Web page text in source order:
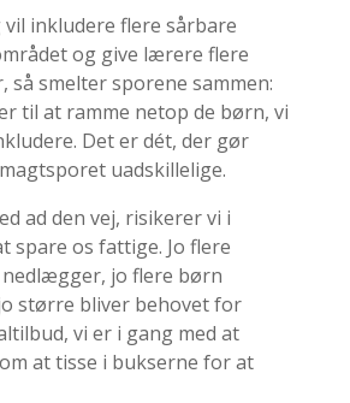
inkludere flere sårbare
og give lærere flere
så smelter sporene sammen:
til at ramme netop de børn, vi
Det er dét, der gør
uadskillelige.
ad den vej, risikerer vi i
spare os fattige. Jo flere
jo flere børn
større bliver behovet for
vi er i gang med at
at tisse i bukserne for at